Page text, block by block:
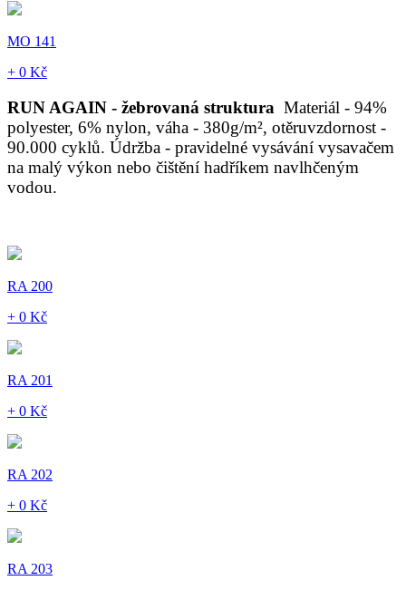
MO 141
+ 0 Kč
RUN AGAIN - žebrovaná struktura Materiál - 94%
polyester, 6% nylon, váha - 380g/m², otěruvzdornost -
90.000 cyklů. Údržba - pravidelné vysávání vysavačem
na malý výkon nebo čištění hadříkem navlhčeným
vodou.
RA 200
+ 0 Kč
RA 201
+ 0 Kč
RA 202
+ 0 Kč
RA 203